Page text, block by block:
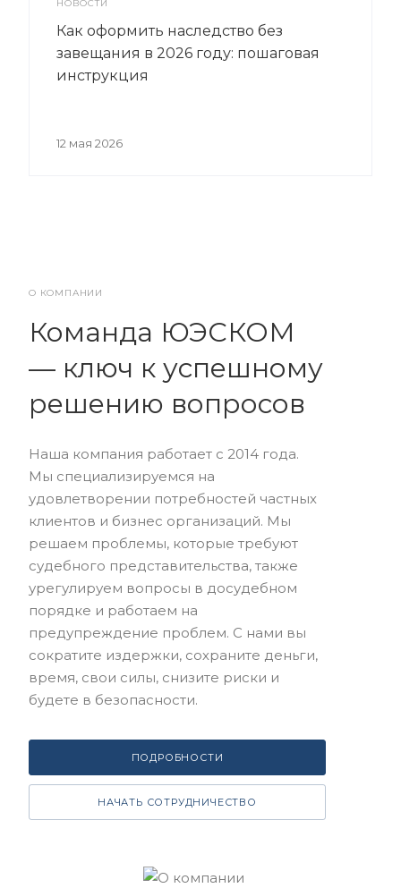
НОВОСТИ
Как оформить наследство без
завещания в 2026 году: пошаговая
инструкция
12 мая 2026
О КОМПАНИИ
Команда ЮЭСКОМ
— ключ к успешному
решению вопросов
Наша компания работает с 2014 года.
Мы специализируемся на
удовлетворении потребностей частных
клиентов и бизнес организаций. Мы
решаем проблемы, которые требуют
судебного представительства, также
урегулируем вопросы в досудебном
порядке и работаем на
предупреждение проблем. С нами вы
сократите издержки, сохраните деньги,
время, свои силы, снизите риски и
будете в безопасности.
ПОДРОБНОСТИ
НАЧАТЬ СОТРУДНИЧЕСТВО